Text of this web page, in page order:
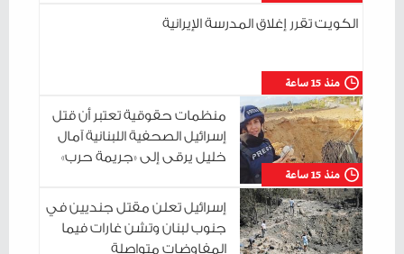
منذ 15 ساعة
الكويت تقرر إغلاق المدرسة الإيرانية
منذ 15 ساعة
منظمات حقوقية تعتبر أن قتل
إسرائيل الصحفية اللبنانية آمال
خليل يرقى إلى «جريمة حرب»
إسرائيل تعلن مقتل جنديين في
جنوب لبنان وتشن غارات فيما
المفاوضات متواصلة